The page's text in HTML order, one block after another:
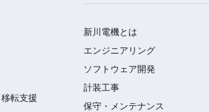
転支援
新川電機とは
エンジニアリング
ソフトウェア開発
計装工事
保守・メンテナンス